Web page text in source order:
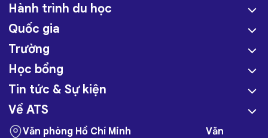
Hành trình du học
Quốc gia
Trường
Học bổng
Tin tức & Sự kiện
Về ATS
Văn phòng Hồ Chí Minh
Văn